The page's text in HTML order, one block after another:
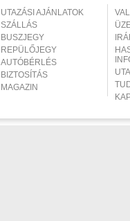
UTAZÁSI AJÁNLATOK
SZÁLLÁS
BUSZJEGY
REPÜLŐJEGY
AUTÓBÉRLÉS
BIZTOSÍTÁS
MAGAZIN